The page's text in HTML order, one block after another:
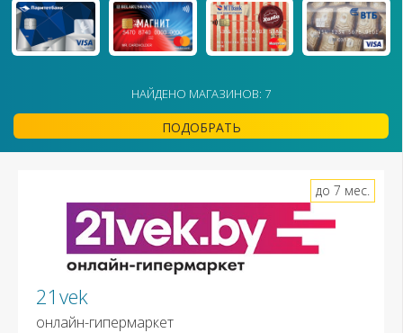
НАЙДЕНО МАГАЗИНОВ: 7
ПОДОБРАТЬ
21vek
онлайн-гипермаркет
до 7 мес.